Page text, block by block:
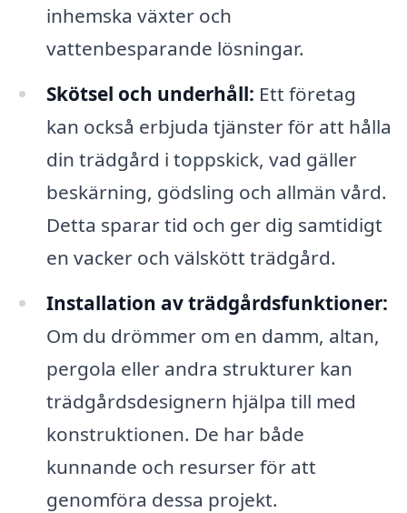
inhemska växter och
vattenbesparande lösningar.
Skötsel och underhåll: Ett företag
kan också erbjuda tjänster för att hålla
din trädgård i toppskick, vad gäller
beskärning, gödsling och allmän vård.
Detta sparar tid och ger dig samtidigt
en vacker och välskött trädgård.
Installation av trädgårdsfunktioner:
Om du drömmer om en damm, altan,
pergola eller andra strukturer kan
trädgårdsdesignern hjälpa till med
konstruktionen. De har både
kunnande och resurser för att
genomföra dessa projekt.